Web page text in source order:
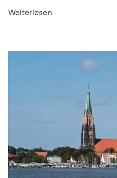
Weiterlesen